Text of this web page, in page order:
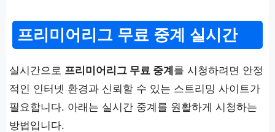
프리미어리그 무료 중계 실시간
실시간으로 프리미어리그 무료 중계를 시청하려면 안정
적인 인터넷 환경과 신뢰할 수 있는 스트리밍 사이트가
필요합니다. 아래는 실시간 중계를 원활하게 시청하는
방법입니다.